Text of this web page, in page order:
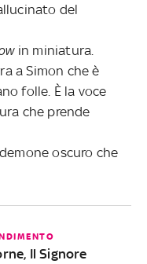
del
in miniatura.
a Simon che è
folle. È la voce
che prende
oscuro che
Il Signore